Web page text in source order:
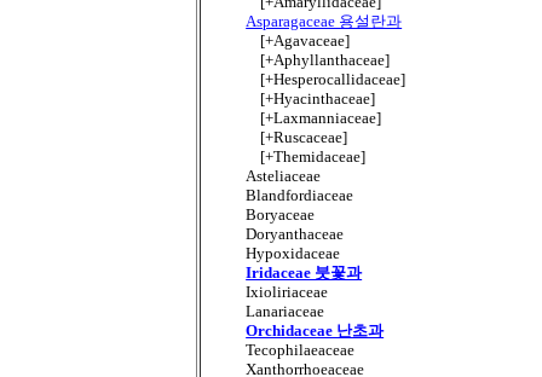
Asparagaceae 용설란과
[+Agavaceae]
[+Aphyllanthaceae]
[+Hesperocallidaceae]
[+Hyacinthaceae]
[+Laxmanniaceae]
[+Ruscaceae]
[+Themidaceae]
Asteliaceae
Blandfordiaceae
Boryaceae
Doryanthaceae
Hypoxidaceae
Iridaceae 붓꽃과
Ixioliriaceae
Lanariaceae
Orchidaceae 난초과
Tecophilaeaceae
Xanthorrhoeaceae